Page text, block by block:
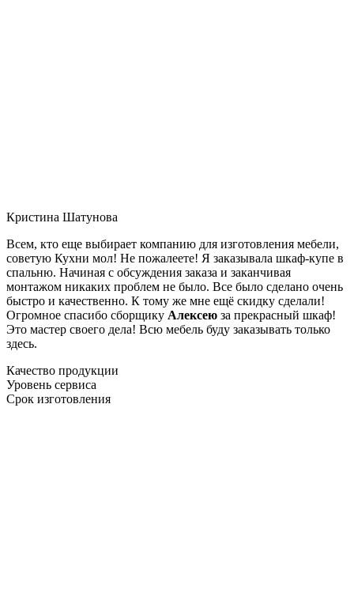
Кристина Шатунова
Всем, кто еще выбирает компанию для изготовления мебели,
советую Кухни мол! Не пожалеете! Я заказывала шкаф-купе в
спальню. Начиная с обсуждения заказа и заканчивая
монтажом никаких проблем не было. Все было сделано очень
быстро и качественно. К тому же мне ещё скидку сделали!
Огромное спасибо сборщику Алексею за прекрасный шкаф!
Это мастер своего дела! Всю мебель буду заказывать только
здесь.
Качество продукции
Уровень сервиса
Срок изготовления